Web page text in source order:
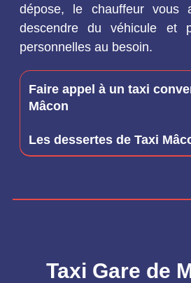
dépose, le chauffeur vous
descendre du véhicule et
personnelles au besoin.
Faire appel à un taxi
Mâcon
Les dessertes de Taxi
Taxi Gare de